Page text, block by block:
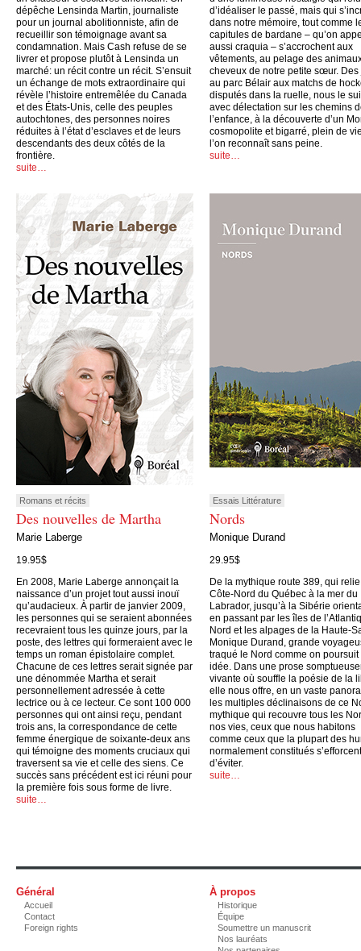
dépêche Lensinda Martin, journaliste
pour un journal abolitionniste, afin de
recueillir son témoignage avant sa
condamnation. Mais Cash refuse de se
livrer et propose plutôt à Lensinda un
marché: un récit contre un récit. S’ensuit
un échange de mots extraordinaire qui
révèle l’histoire entremêlée du Canada
et des États-Unis, celle des peuples
autochtones, des personnes noires
réduites à l’état d’esclaves et de leurs
descendants des deux côtés de la
frontière.
suite…
d’idéaliser le passé, mais qui
dans notre mémoire, tout comme
capitules de bardane – qu’on
aussi craquia – s’accrochent aux
vêtements, au pelage des
cheveux de notre petite sœur. Des
au parc Bélair aux matchs de
disputés dans la ruelle, nous le
avec délectation sur les chemins
l’enfance, à la découverte d’un
cosmopolite et bigarré, plein de
l’on reconnaît sans peine.
suite…
Romans et récits
Des nouvelles de Martha
Marie Laberge
19.95$
En 2008, Marie Laberge annonçait la
naissance d’un projet tout aussi inouï
qu’audacieux. À partir de janvier 2009,
les personnes qui se seraient abonnées
recevraient tous les quinze jours, par la
poste, des lettres qui formeraient avec le
temps un roman épistolaire complet.
Chacune de ces lettres serait signée par
une dénommée Martha et serait
personnellement adressée à cette
lectrice ou à ce lecteur. Ce sont 100 000
personnes qui ont ainsi reçu, pendant
trois ans, la correspondance de cette
femme énergique de soixante-deux ans
qui témoigne des moments cruciaux qui
traversent sa vie et celle des siens. Ce
succès sans précédent est ici réuni pour
la première fois sous forme de livre.
suite…
Essais Littérature
Nords
Monique Durand
29.95$
De la mythique route 389, qui
Côte-Nord du Québec à la mer du
Labrador, jusqu’à la Sibérie
en passant par les îles de
Nord et les alpages de la Haute-
Monique Durand, grande
traqué le Nord comme on poursuit
idée. Dans une prose
vivante où souffle la poésie de la
elle nous offre, en un vaste
les multiples déclinaisons de ce
mythique qui recouvre tous les
nos vies, ceux que nous habitons
comme ceux que la plupart des
normalement constitués s’efforcent
d’éviter.
suite…
Général
Accueil
Contact
Foreign rights
À propos
Historique
Équipe
Soumettre un manuscrit
Nos lauréats